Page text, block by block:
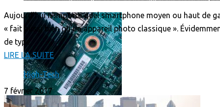
Aujourd’hui n’importe quel smartphone moyen ou haut de
« fait aussi bien qu’un appareil photo classique ».
de type
LIRE LA SUITE
High-Tech
7 février 2017